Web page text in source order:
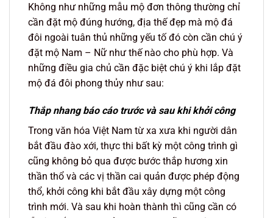
Không như những mẫu mộ đơn thông thường chỉ
cần đặt mộ đúng hướng, địa thế đẹp mà mộ đá
đôi ngoài tuân thủ những yếu tố đó còn cần chú ý
đặt mộ Nam – Nữ như thế nào cho phù hợp. Và
những điều gia chủ cần đặc biệt chú ý khi lắp đặt
mộ đá đôi phong thủy như sau:
Thắp nhang báo cáo trước và sau khi khởi công
Trong văn hóa Việt Nam từ xa xưa khi người dân
bắt đầu đào xới, thực thi bất kỳ một công trình gì
cũng không bỏ qua được bước thắp hương xin
thần thổ và các vị thần cai quản được phép động
thổ, khởi công khi bắt đầu xây dựng một công
trình mới. Và sau khi hoàn thành thì cũng cần có